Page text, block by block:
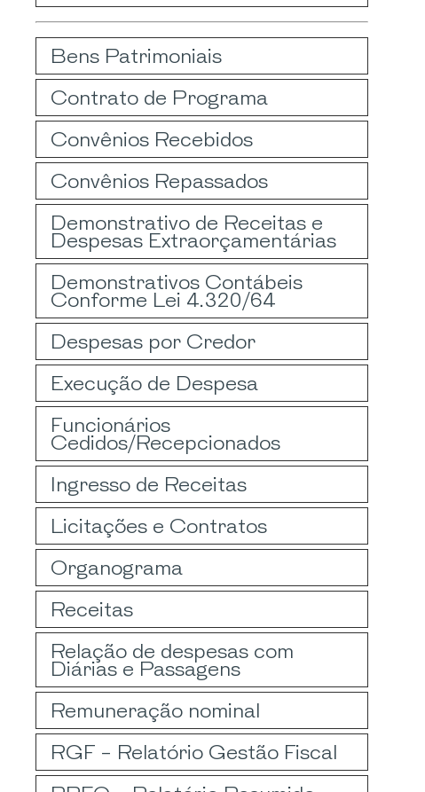
Bens Patrimoniais
Contrato de Programa
Convênios Recebidos
Convênios Repassados
Demonstrativo de Receitas e
Despesas Extraorçamentárias
Demonstrativos Contábeis
Conforme Lei 4.320/64
Despesas por Credor
Execução de Despesa
Funcionários
Cedidos/Recepcionados
Ingresso de Receitas
Licitações e Contratos
Organograma
Receitas
Relação de despesas com
Diárias e Passagens
Remuneração nominal
RGF - Relatório Gestão Fiscal